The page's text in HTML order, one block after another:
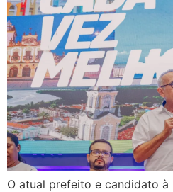
O atual prefeito e candidato à